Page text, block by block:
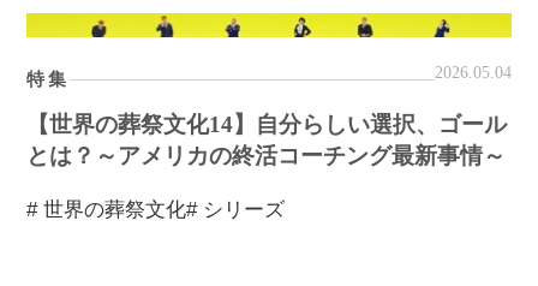
特集 2026.05.04
【世界の葬祭文化14】自分らしい選択、ゴール
とは？～アメリカの終活コーチング最新事情～
# 世界の葬祭文化# シリーズ